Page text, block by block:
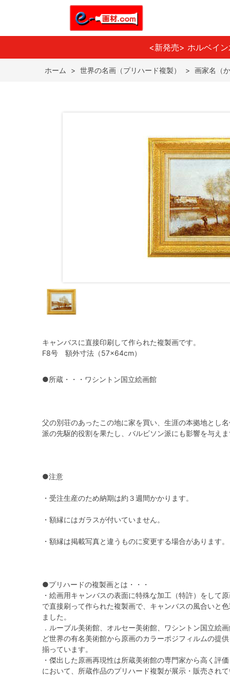
<新発売> ホルベイ
ホーム > 世界の名画（プリハード複製） > 画家名（
キャンバスに直接印刷して作られた複製画です。
F8号 額外寸法（57×64cm）
●所蔵・・・ワシントン国立絵画館
父の別荘のあったこの地に家を買い、生涯の本拠地とし
派の先駆的役割を果たし、バルビソン派にも影響を与え
●注意
・受注生産のため納期は約３週間かかります。
・額縁にはガラスが付いていません。
・額縁は掲載写真と違うものに変更する場合があります。
●プリハードの複製画とは・・・
・絵画用キャンバスの表面に特殊な加工（特許）をして
で直接刷って作られた複製画で、キャンバスの風合いと
ました。
．ルーブル美術館、オルセー美術館、ワシントン国立絵
ど世界の有名美術館から原画のカラーポジフィルムの提
揃っています。
・傑出した原画再現性は所蔵美術館の専門家から高く評
において、所蔵作品のプリハード複製が展示・販売され